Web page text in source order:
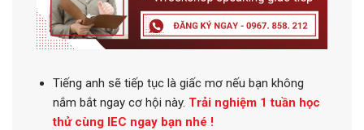
Tiếng anh sẽ tiếp tục là giấc mơ nếu bạn không
nắm bắt ngay cơ hội này. Trải nghiệm 1 tuần học
thử cùng IEC ngay bạn nhé !